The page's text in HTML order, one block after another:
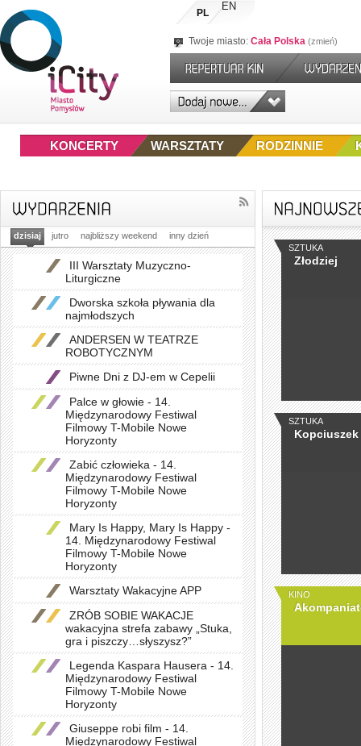
PL
EN
Twoje miasto: Cała Polska zmień
RODZINNIE
WARSZTATY
KONCERTY
dzisiaj jutro najbliższy weekend inny dzień
III Warsztaty Muzyczno-
Liturgiczne
Dworska szkoła pływania dla
najmłodszych
ANDERSEN W TEATRZE
ROBOTYCZNYM
Piwne Dni z DJ-em w Cepelii
Palce w głowie - 14.
Międzynarodowy Festiwal
Filmowy T-Mobile Nowe
Horyzonty
Zabić człowieka - 14.
Międzynarodowy Festiwal
Filmowy T-Mobile Nowe
Horyzonty
Mary Is Happy, Mary Is Happy -
14. Międzynarodowy Festiwal
Filmowy T-Mobile Nowe
Horyzonty
Warsztaty Wakacyjne APP
ZRÓB SOBIE WAKACJE
wakacyjna strefa zabawy „Stuka,
gra i piszczy…słyszysz?”
Legenda Kaspara Hausera - 14.
Międzynarodowy Festiwal
Filmowy T-Mobile Nowe
Horyzonty
Giuseppe robi film - 14.
Międzynarodowy Festiwal
SZTUKA
Złodziej
SZTUKA
Kopciuszek
KINO